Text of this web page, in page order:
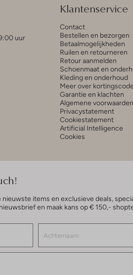
uur
Klantenservice
Contact
Bestellen en bezorgen
Betaalmogelijkheden
Ruilen en retourneren
Retour aanmelden
Schoenmaat en
Kleding en onderhoud
Meer over
Garantie en klachten
Algemene voorwaarden
Privacystatement
Cookiestatement
Artificial Intelligence
Cookies
nieuwste items en exclusieve deals,
en maak kans op € 150,-